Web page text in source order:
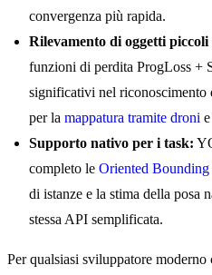
convergenza più rapida.
Rilevamento di oggetti
funzioni di perdita ProgLoss +
significativi nel
per la mappatura tramite droni
Supporto nativo per i task:
completo le Oriented
di istanze e la stima della posa
stessa API semplificata.
Per qualsiasi sviluppatore